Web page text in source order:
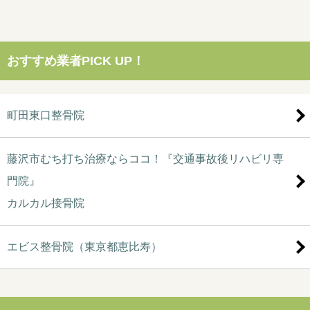
おすすめ業者PICK UP！
町田東口整骨院
藤沢市むち打ち治療ならココ！『交通事故後リハビリ専
門院』
カルカル接骨院
エビス整骨院（東京都恵比寿）